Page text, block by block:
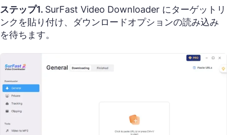
ステップ1. SurFast Video Downloader にターゲットリ
ンクを貼り付け、ダウンロードオプションの読み込み
を待ちます。